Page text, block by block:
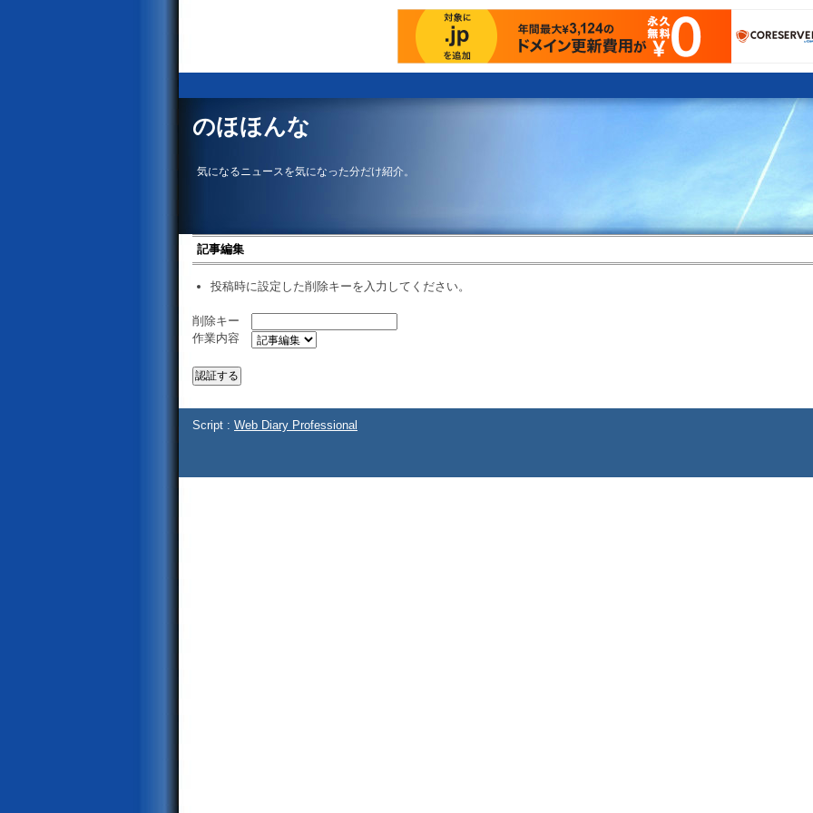
のほほんな
気になるニュースを気になった分だけ紹介。
記事編集
投稿時に設定した削除キーを入力してください。
削除キー
作業内容
Script : Web Diary Professional